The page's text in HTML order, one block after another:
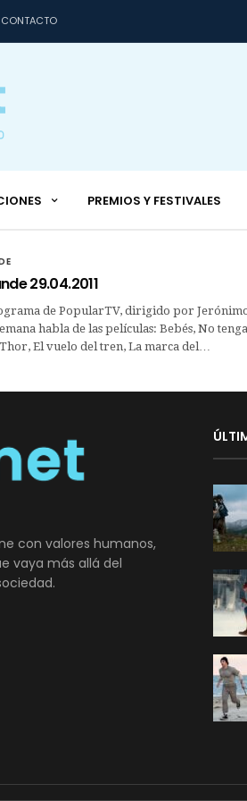
CONTACTO
PREMIOS Y FESTIVALES
29.04.2011
de PopularTV, dirigido por Jerónimo
habla de las películas: Bebés, No
El vuelo del tren, La marca del…
con valores humanos,
vaya más allá del